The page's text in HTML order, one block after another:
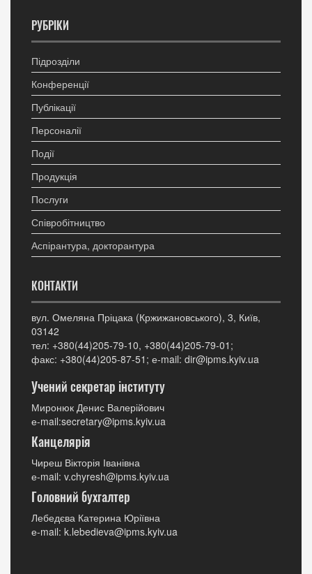
РУБРІКИ
Підрозділи
Конференції
Публікації
Персоналії
Події
Продукція
Послуги
Співробітництво
Аспірантура, докторантура
КОНТАКТИ
вул. Омеляна Пріцака (Кржижановського), 3, Київ,
03142
тел: +380(44)205-79-10, +380(44)205-79-01;
факс: +380(44)205-87-51; е-mail: dir@ipms.kyiv.ua
Учений секретар інституту
Миронюк Денис Валерійович
е-mail:secretary@ipms.kyiv.ua
Канцелярія
Чиреш Вікторія Іванівна
е-mail: v.chyresh@ipms.kyiv.ua
Головний бухгалтер
Лебедєва Катерина Юріївна
е-mail: k.lebedieva@ipms.kyiv.ua